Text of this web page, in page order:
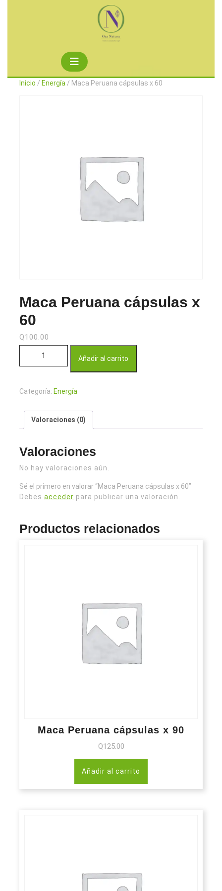
Botón
de
Inicio / Energía / Maca Peruana cápsulas x 60
Maca Peruana cápsulas x
60
Q100.00
Añadir al carrito
Categoría: Energía
Valoraciones (0)
Valoraciones
No hay valoraciones aún.
Sé el primero en valorar “Maca Peruana cápsulas x 60”
Debes acceder para publicar una valoración.
Productos relacionados
Maca Peruana cápsulas x 90
Q125.00
Añadir al carrito